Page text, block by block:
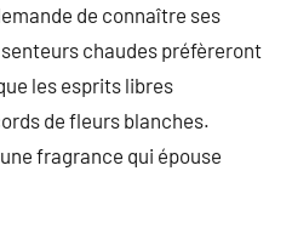
de connaître ses
chaudes préfèreront
les esprits libres
de fleurs blanches.
fragrance qui épouse